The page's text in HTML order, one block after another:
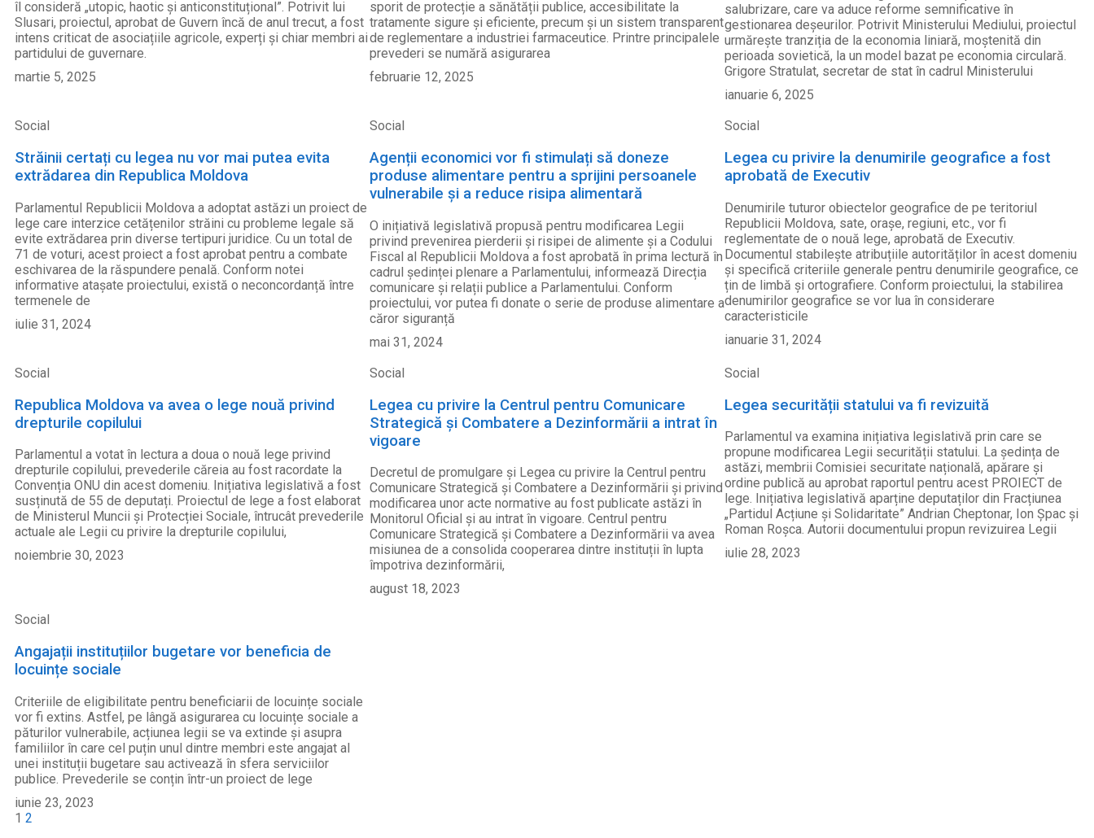
îl consideră „utopic, haotic și anticonstituțional”. Potrivit lui
Slusari, proiectul, aprobat de Guvern încă de anul trecut, a fost
intens criticat de asociațiile agricole, experți și chiar membri ai
partidului de guvernare.
martie 5, 2025
sporit de protecție a sănătății publice, accesibilitate la
tratamente sigure și eficiente, precum și un sistem transparent
de reglementare a industriei farmaceutice. Printre principalele
prevederi se numără asigurarea
februarie 12, 2025
salubrizare, care va aduce reforme semnificative în
gestionarea deșeurilor. Potrivit Ministerului Mediului, proiectul
urmărește tranziția de la economia liniară, moștenită din
perioada sovietică, la un model bazat pe economia circulară.
Grigore Stratulat, secretar de stat în cadrul Ministerului
ianuarie 6, 2025
Social
Străinii certați cu legea nu vor mai putea evita
extrădarea din Republica Moldova
Parlamentul Republicii Moldova a adoptat astăzi un proiect de
lege care interzice cetățenilor străini cu probleme legale să
evite extrădarea prin diverse tertipuri juridice. Cu un total de
71 de voturi, acest proiect a fost aprobat pentru a combate
eschivarea de la răspundere penală. Conform notei
informative atașate proiectului, există o neconcordanță între
termenele de
iulie 31, 2024
Social
Agenții economici vor fi stimulați să doneze
produse alimentare pentru a sprijini persoanele
vulnerabile și a reduce risipa alimentară
O inițiativă legislativă propusă pentru modificarea Legii
privind prevenirea pierderii și risipei de alimente și a Codului
Fiscal al Republicii Moldova a fost aprobată în prima lectură în
cadrul ședinței plenare a Parlamentului, informează Direcția
comunicare și relații publice a Parlamentului. Conform
proiectului, vor putea fi donate o serie de produse alimentare a
căror siguranță
mai 31, 2024
Social
Legea cu privire la denumirile geografice a fost
aprobată de Executiv
Denumirile tuturor obiectelor geografice de pe teritoriul
Republicii Moldova, sate, orașe, regiuni, etc., vor fi
reglementate de o nouă lege, aprobată de Executiv.
Documentul stabilește atribuțiile autorităților în acest domeniu
și specifică criteriile generale pentru denumirile geografice, ce
țin de limbă și ortografiere. Conform proiectului, la stabilirea
denumirilor geografice se vor lua în considerare
caracteristicile
ianuarie 31, 2024
Social
Republica Moldova va avea o lege nouă privind
drepturile copilului
Parlamentul a votat în lectura a doua o nouă lege privind
drepturile copilului, prevederile căreia au fost racordate la
Convenția ONU din acest domeniu. Inițiativa legislativă a fost
susținută de 55 de deputați. Proiectul de lege a fost elaborat
de Ministerul Muncii și Protecției Sociale, întrucât prevederile
actuale ale Legii cu privire la drepturile copilului,
noiembrie 30, 2023
Social
Legea cu privire la Centrul pentru Comunicare
Strategică și Combatere a Dezinformării a intrat în
vigoare
Decretul de promulgare și Legea cu privire la Centrul pentru
Comunicare Strategică și Combatere a Dezinformării și privind
modificarea unor acte normative au fost publicate astăzi în
Monitorul Oficial și au intrat în vigoare. Centrul pentru
Comunicare Strategică și Combatere a Dezinformării va avea
misiunea de a consolida cooperarea dintre instituții în lupta
împotriva dezinformării,
august 18, 2023
Social
Legea securității statului va fi revizuită
Parlamentul va examina inițiativa legislativă prin care se
propune modificarea Legii securității statului. La ședința de
astăzi, membrii Comisiei securitate națională, apărare și
ordine publică au aprobat raportul pentru acest PROIECT de
lege. Inițiativa legislativă aparține deputaților din Fracțiunea
„Partidul Acțiune și Solidaritate” Andrian Cheptonar, Ion Șpac și
Roman Roșca. Autorii documentului propun revizuirea Legii
iulie 28, 2023
Social
Angajații instituțiilor bugetare vor beneficia de
locuințe sociale
Criteriile de eligibilitate pentru beneficiarii de locuințe sociale
vor fi extins. Astfel, pe lângă asigurarea cu locuințe sociale a
păturilor vulnerabile, acțiunea legii se va extinde și asupra
familiilor în care cel puțin unul dintre membri este angajat al
unei instituții bugetare sau activează în sfera serviciilor
publice. Prevederile se conțin într-un proiect de lege
iunie 23, 2023
1 2